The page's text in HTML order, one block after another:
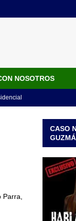
NOSOTROS
CASO